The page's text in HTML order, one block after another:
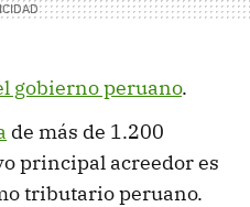
gobierno peruano.
de más de 1.200
principal acreedor es
tributario peruano.